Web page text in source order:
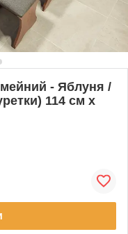
- Яблуня /
114 см х